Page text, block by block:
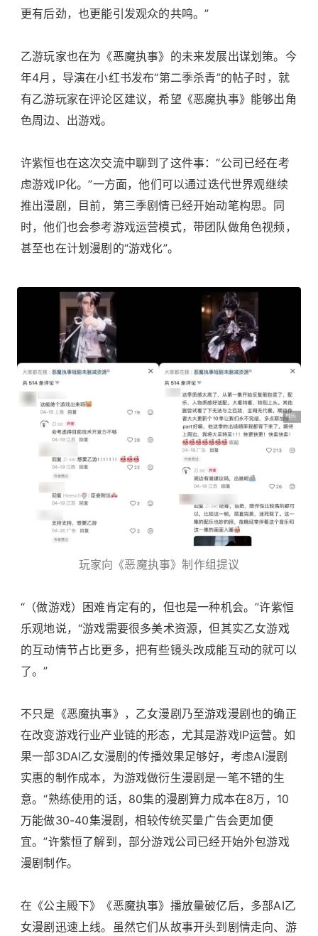
更有后劲，也更能引发观众的共鸣。”
乙游玩家也在为《恶魔执事》的未来发展出谋划策。今
年4月，导演在小红书发布“第二季杀青”的帖子时，就
有乙游玩家在评论区建议，希望《恶魔执事》能够出角
色周边、出游戏。
许紫恒也在这次交流中聊到了这件事：“公司已经在考
虑游戏IP化。”一方面，他们可以通过迭代世界观继续
推出漫剧，目前，第三季剧情已经开始动笔构思。同
时，他们也会参考游戏运营模式，带团队做角色视频，
甚至也在计划漫剧的“游戏化”。
玩家向《恶魔执事》制作组提议
“（做游戏）困难肯定有的，但也是一种机会。”许紫恒
乐观地说，“游戏需要很多美术资源，但其实乙女游戏
的互动情节占比更多，把有些镜头改成能互动的就可以
了。”
不只是《恶魔执事》，乙女漫剧乃至游戏漫剧也的确正
在改变游戏行业产业链的形态，尤其是游戏IP运营。如
果一部3DAI乙女漫剧的传播效果足够好，考虑AI漫剧
实惠的制作成本，为游戏做衍生漫剧是一笔不错的生
意。“熟练使用的话，80集的漫剧算力成本在8万，10
万能做30-40集漫剧，相较传统买量广告会更加便
宜。”许紫恒了解到，部分游戏公司已经开始外包游戏
漫剧制作。
在《公主殿下》《恶魔执事》播放量破亿后，多部AI乙
女漫剧迅速上线。虽然它们从故事开头到剧情走向、游